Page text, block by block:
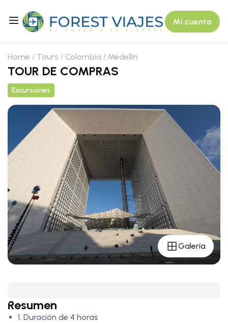
Mi cuenta
Home Tours Colombia Medellin
TOUR DE COMPRAS
Excursiones
Galería
Resumen
1. Duración de 4 horas